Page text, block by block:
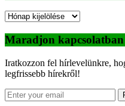
Archívum
Maradjon kapcsolatban
Iratkozzon fel hírlevelünkre,
legfrissebb hírekről!